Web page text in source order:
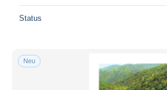
Status
Neu